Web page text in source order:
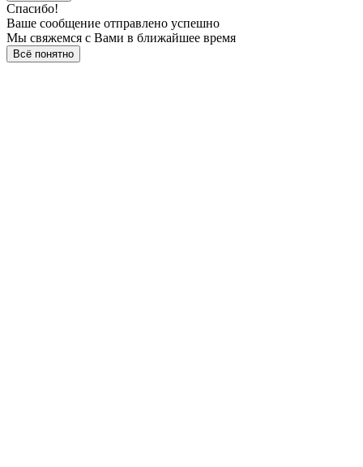
Спасибо!
Ваше сообщение отправлено успешно
Мы свяжемся с Вами в ближайшее время
Всё понятно